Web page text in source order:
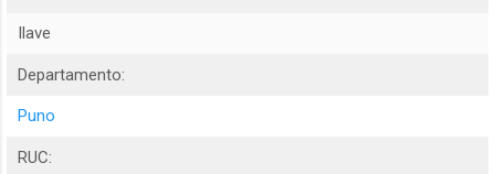
Ilave
Departamento:
Puno
RUC: